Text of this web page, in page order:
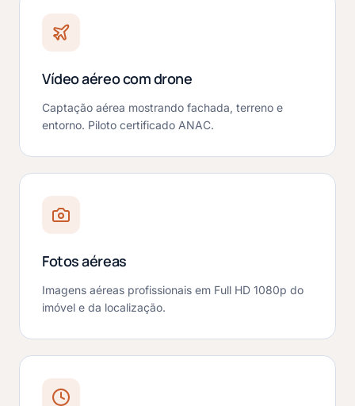
Vídeo aéreo com drone
Captação aérea mostrando fachada, terreno e
entorno. Piloto certificado ANAC.
Fotos aéreas
Imagens aéreas profissionais em Full HD 1080p do
imóvel e da localização.